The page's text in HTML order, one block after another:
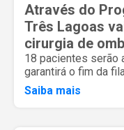
Através do
Três Lagoas
cirurgia de
18 pacientes serão
garantirá o fim da
Saiba mais